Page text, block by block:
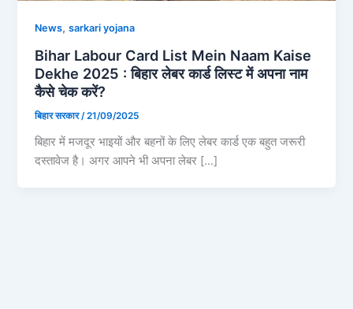
News,sarkari yojana
Bihar Labour Card List Mein Naam Kaise
Dekhe 2025 : बिहार लेबर कार्ड लिस्ट में अपना नाम
कैसे चेक करें?
बिहार सरकार/21/09/2025
बिहार में मजदूर भाइयों और बहनों के लिए लेबर कार्ड एक बहुत जरूरी
दस्तावेज है। अगर आपने भी अपना लेबर […]